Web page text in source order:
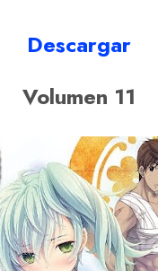
Descargar
Volumen 11